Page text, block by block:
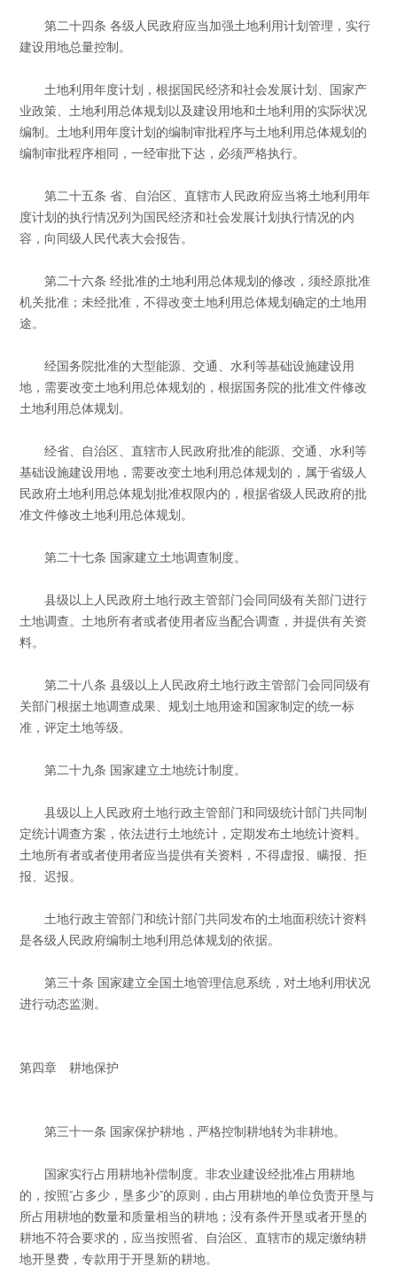
第二十四条 各级人民政府应当加强土地利用计划管理，实行
建设用地总量控制。
土地利用年度计划，根据国民经济和社会发展计划、国家产
业政策、土地利用总体规划以及建设用地和土地利用的实际状况
编制。土地利用年度计划的编制审批程序与土地利用总体规划的
编制审批程序相同，一经审批下达，必须严格执行。
第二十五条 省、自治区、直辖市人民政府应当将土地利用年
度计划的执行情况列为国民经济和社会发展计划执行情况的内
容，向同级人民代表大会报告。
第二十六条 经批准的土地利用总体规划的修改，须经原批准
机关批准；未经批准，不得改变土地利用总体规划确定的土地用
途。
经国务院批准的大型能源、交通、水利等基础设施建设用
地，需要改变土地利用总体规划的，根据国务院的批准文件修改
土地利用总体规划。
经省、自治区、直辖市人民政府批准的能源、交通、水利等
基础设施建设用地，需要改变土地利用总体规划的，属于省级人
民政府土地利用总体规划批准权限内的，根据省级人民政府的批
准文件修改土地利用总体规划。
第二十七条 国家建立土地调查制度。
县级以上人民政府土地行政主管部门会同同级有关部门进行
土地调查。土地所有者或者使用者应当配合调查，并提供有关资
料。
第二十八条 县级以上人民政府土地行政主管部门会同同级有
关部门根据土地调查成果、规划土地用途和国家制定的统一标
准，评定土地等级。
第二十九条 国家建立土地统计制度。
县级以上人民政府土地行政主管部门和同级统计部门共同制
定统计调查方案，依法进行土地统计，定期发布土地统计资料。
土地所有者或者使用者应当提供有关资料，不得虚报、瞒报、拒
报、迟报。
土地行政主管部门和统计部门共同发布的土地面积统计资料
是各级人民政府编制土地利用总体规划的依据。
第三十条 国家建立全国土地管理信息系统，对土地利用状况
进行动态监测。
第四章 耕地保护
第三十一条 国家保护耕地，严格控制耕地转为非耕地。
国家实行占用耕地补偿制度。非农业建设经批准占用耕地
的，按照“占多少，垦多少”的原则，由占用耕地的单位负责开垦与
所占用耕地的数量和质量相当的耕地；没有条件开垦或者开垦的
耕地不符合要求的，应当按照省、自治区、直辖市的规定缴纳耕
地开垦费，专款用于开垦新的耕地。